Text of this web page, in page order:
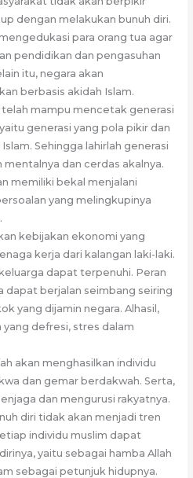
dengan melakukan bunuh diri.
para orang tua agar
pendidikan dan pengasuhan
itu, negara akan
berbasis akidah Islam.
mampu mencetak generasi
generasi yang pola pikir dan
Sehingga lahirlah generasi
dan cerdas akalnya.
memiliki bekal menjalani
yang melingkupinya
kebijakan ekonomi yang
kerja dari kalangan laki-laki.
dapat terpenuhi. Peran
dapat berjalan seimbang seiring
yang dijamin negara. Alhasil,
defresi, stres dalam
akan menghasilkan individu
dan gemar berdakwah. Serta,
dan mengurusi rakyatnya.
diri tidak akan menjadi tren
individu muslim dapat
yaitu sebagai hamba Allah
sebagai petunjuk hidupnya.